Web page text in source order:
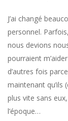
J’ai changé
personnel.
nous devions
pourraient
d’autres fois
maintenant qu’ils
plus vite sans
l’époque…